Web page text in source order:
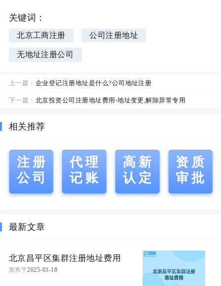
关键词：
北京工商注册 公司注册地址
无地址注册公司
上一篇： 企业登记注册地址是什么?公司地址注册
下一篇： 北京投资公司注册地址费用-地址变更,解除异常专用
相关推荐
注册
公司
代理
记账
高新
认定
资质
审批
最新文章
北京昌平区集群注册地址费用
发布于2025-03-18